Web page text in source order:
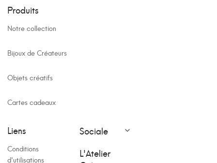
Produits
Notre collection
Bijoux de Créateurs
Objets créatifs
Cartes cadeaux
Liens
Conditions
d'utilisations
Sociale 
L'Atelier